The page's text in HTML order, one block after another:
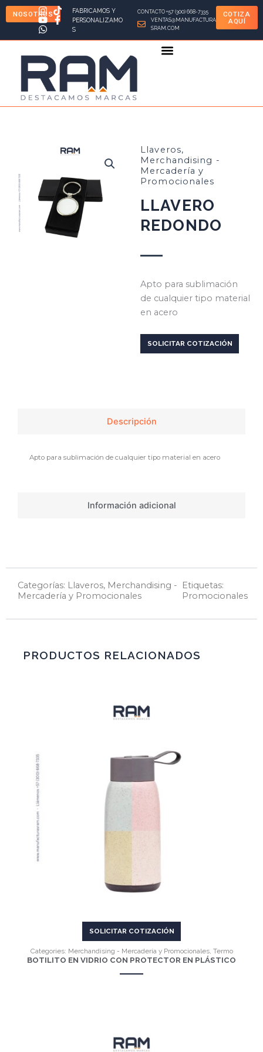
contenido
NOSOTROS
FABRICAMOS Y
PERSONALIZAMO
S
CONTACTO +57 (300) 668-7335
VENTAS@MANUFACTURA
SRAM.COM
COTIZA
AQUÍ
Llaveros,
Merchandising -
Mercadería y
Promocionales
LLAVERO
REDONDO
Apto para sublimación
de cualquier tipo material
en acero
SOLICITAR COTIZACIÓN
Descripción
Información adicional
Apto para sublimación de cualquier tipo material en acero
Categorías: Llaveros, Merchandising -
Mercadería y Promocionales
Etiquetas:
Promocionales
PRODUCTOS RELACIONADOS
SOLICITAR COTIZACIÓN
Categories: Merchandising - Mercadería y Promocionales, Termo
BOTILITO EN VIDRIO CON PROTECTOR EN PLÁSTICO